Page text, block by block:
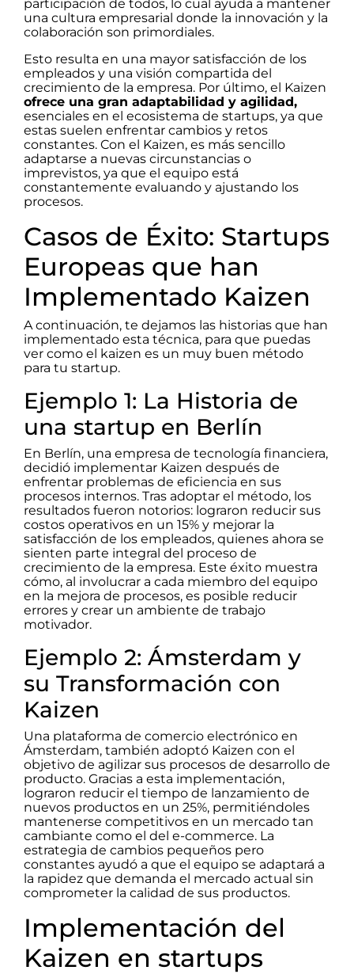
participación de todos, lo cual ayuda a mantener
una cultura empresarial donde la innovación y la
colaboración son primordiales.
Esto resulta en una mayor satisfacción de los
empleados y una visión compartida del
crecimiento de la empresa. Por último, el Kaizen
ofrece una gran adaptabilidad y agilidad,
esenciales en el ecosistema de startups, ya que
estas suelen enfrentar cambios y retos
constantes. Con el Kaizen, es más sencillo
adaptarse a nuevas circunstancias o
imprevistos, ya que el equipo está
constantemente evaluando y ajustando los
procesos.
Casos de Éxito: Startups
Europeas que han
Implementado Kaizen
A continuación, te dejamos las historias que han
implementado esta técnica, para que puedas
ver como el kaizen es un muy buen método
para tu startup.
Ejemplo 1: La Historia de
una startup en Berlín
En Berlín, una empresa de tecnología financiera,
decidió implementar Kaizen después de
enfrentar problemas de eficiencia en sus
procesos internos. Tras adoptar el método, los
resultados fueron notorios: lograron reducir sus
costos operativos en un 15% y mejorar la
satisfacción de los empleados, quienes ahora se
sienten parte integral del proceso de
crecimiento de la empresa. Este éxito muestra
cómo, al involucrar a cada miembro del equipo
en la mejora de procesos, es posible reducir
errores y crear un ambiente de trabajo
motivador.
Ejemplo 2: Ámsterdam y
su Transformación con
Kaizen
Una plataforma de comercio electrónico en
Ámsterdam, también adoptó Kaizen con el
objetivo de agilizar sus procesos de desarrollo de
producto. Gracias a esta implementación,
lograron reducir el tiempo de lanzamiento de
nuevos productos en un 25%, permitiéndoles
mantenerse competitivos en un mercado tan
cambiante como el del e-commerce. La
estrategia de cambios pequeños pero
constantes ayudó a que el equipo se adaptará a
la rapidez que demanda el mercado actual sin
comprometer la calidad de sus productos.
Implementación del
Kaizen en startups